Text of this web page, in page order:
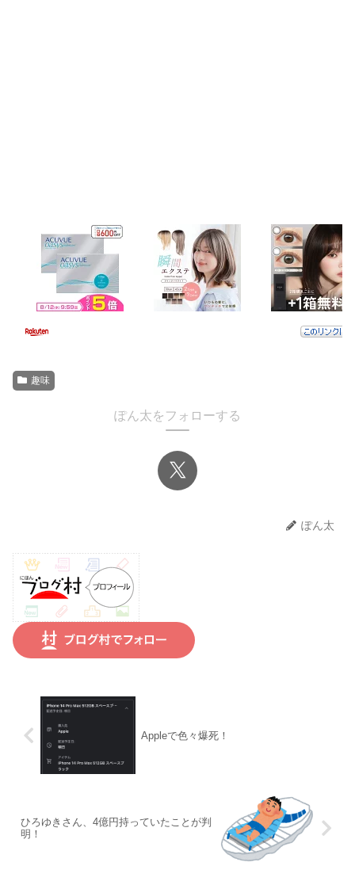
趣味
ぽん太をフォローする
ぽん太
Appleで色々爆死！
ひろゆきさん、4億円持っていたことが判
明！